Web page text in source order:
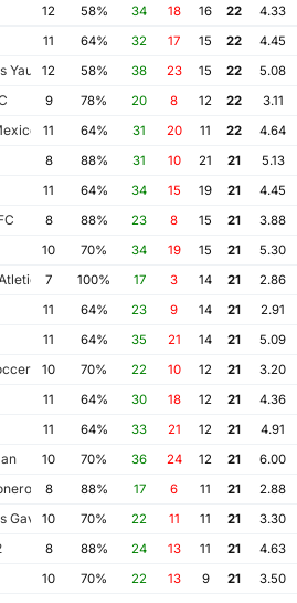
12 58% 34 18 16 22
4.33
11 64% 32 17 15 22
4.45
12 58% 38 23 15 22
5.08
9 78% 20 8 12 22
3.11
FC
11 64% 31 20 11 22
4.64
8 88% 31 10 21 21
5.13
11 64% 34 15 19 21
4.45
8 88% 23 8 15 21
3.88
10 70% 34 19 15 21
5.30
Morelia II
7 100% 17 3 14 21
2.86
11 64% 23 9 14 21
2.91
11 64% 35 21 14 21
5.09
FC
10 70% 22 10 12 21
3.20
11 64% 30 18 12 21
4.36
11 64% 33 21 12 21
4.91
10 70% 36 24 12 21
6.00
de Cancun II
8 88% 17 6 11 21
2.88
Gavilanes FC Matamoros II
10 70% 22 11 11 21
3.30
8 88% 24 13 11 21
4.63
10 70% 22 13 9 21
3.50